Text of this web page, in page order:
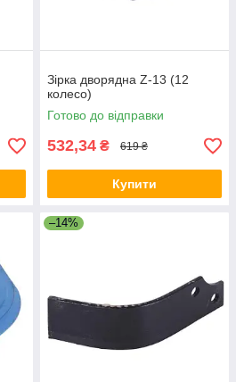
Зірка дворядна Z-13 (12
колесо)
Готово до відправки
532,34 ₴ 619 ₴
Купити
–14%